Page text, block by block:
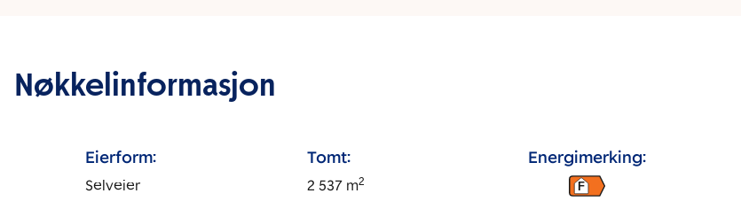
Nøkkelinformasjon
Eierform:
Selveier
Tomt:
2 537 m2
Energimerking:
F